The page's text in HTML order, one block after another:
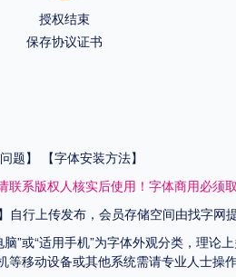
授权结束
保存协议证书
题】
【字体安装方法】
系版权人核实后使用！字体商用必须
行上传发布，会员存储空间由找字网
”或“适用手机”为字体外观分类，理论
等移动设备或其他系统需请专业人士